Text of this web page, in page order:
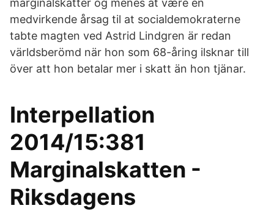
marginalskatter og menes at være en
medvirkende årsag til at socialdemokraterne
tabte magten ved Astrid Lindgren är redan
världsberömd när hon som 68-åring ilsknar till
över att hon betalar mer i skatt än hon tjänar.
Interpellation
2014/15:381
Marginalskatten -
Riksdagens